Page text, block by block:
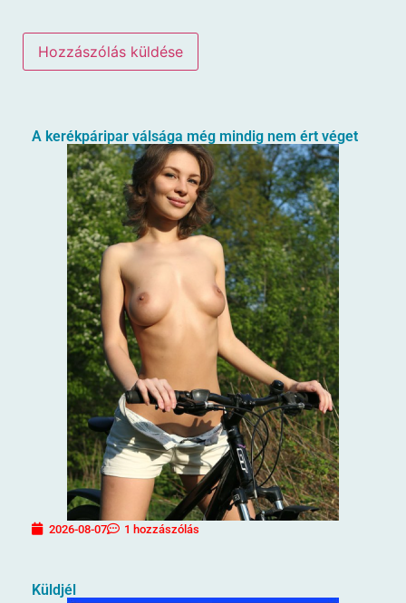
A kerékpáripar válsága még mindig nem ért véget
2026-08-07 1 hozzászólás
Küldjél